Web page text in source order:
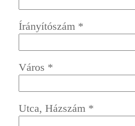
Írányítószám *
Város *
Utca, Házszám *